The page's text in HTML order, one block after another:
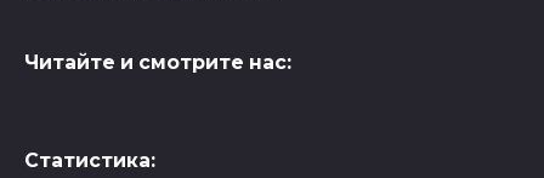
Читайте и смотрите нас:
Статистика: